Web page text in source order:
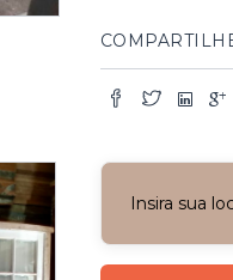
Insira sua